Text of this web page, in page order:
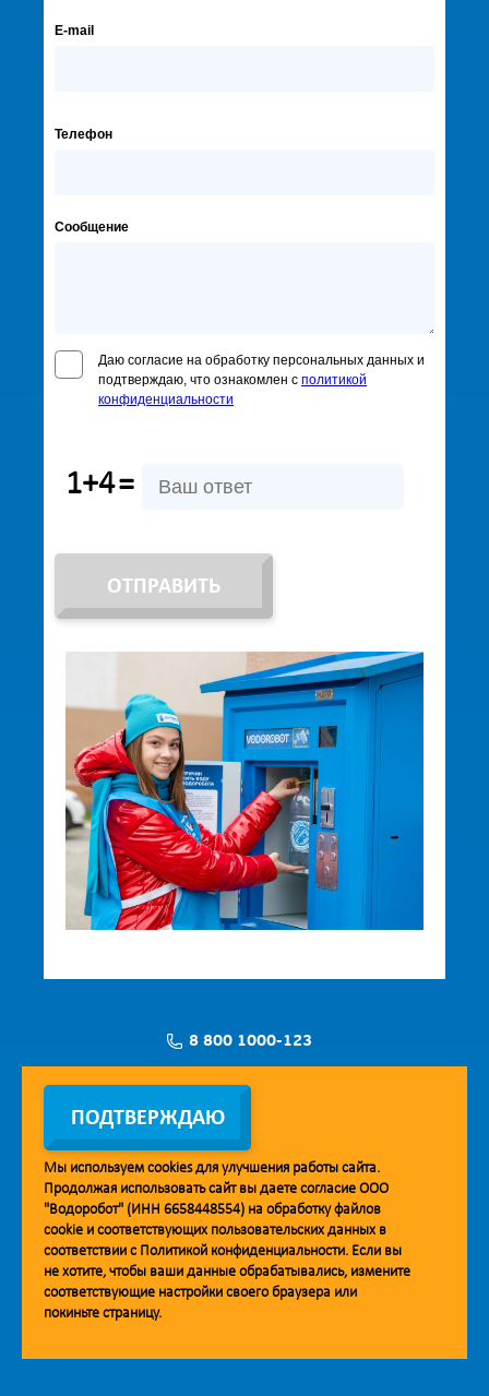
E-mail
Телефон
Сообщение
Даю согласие на обработку персональных данных и
подтверждаю, что ознакомлен с политикой
конфиденциальности
1+4=
ОТПРАВИТЬ
8 800 1000-123
Заявка на установку
Мобильное приложение Vodorobot
ПОДТВЕРЖДАЮ
Мы используем cookiesдля улучшения работы сайта.
Продолжая использовать сайт вы даете согласие ООО
"Водоробот" (ИНН 6658448554) на обработку файлов
cookie и соответствующих пользовательских данных в
соответствии с Политикой конфиденциальности. Если вы
не хотите, чтобы ваши данные обрабатывались, измените
соответствующие настройки своего браузера или
покиньте страницу.